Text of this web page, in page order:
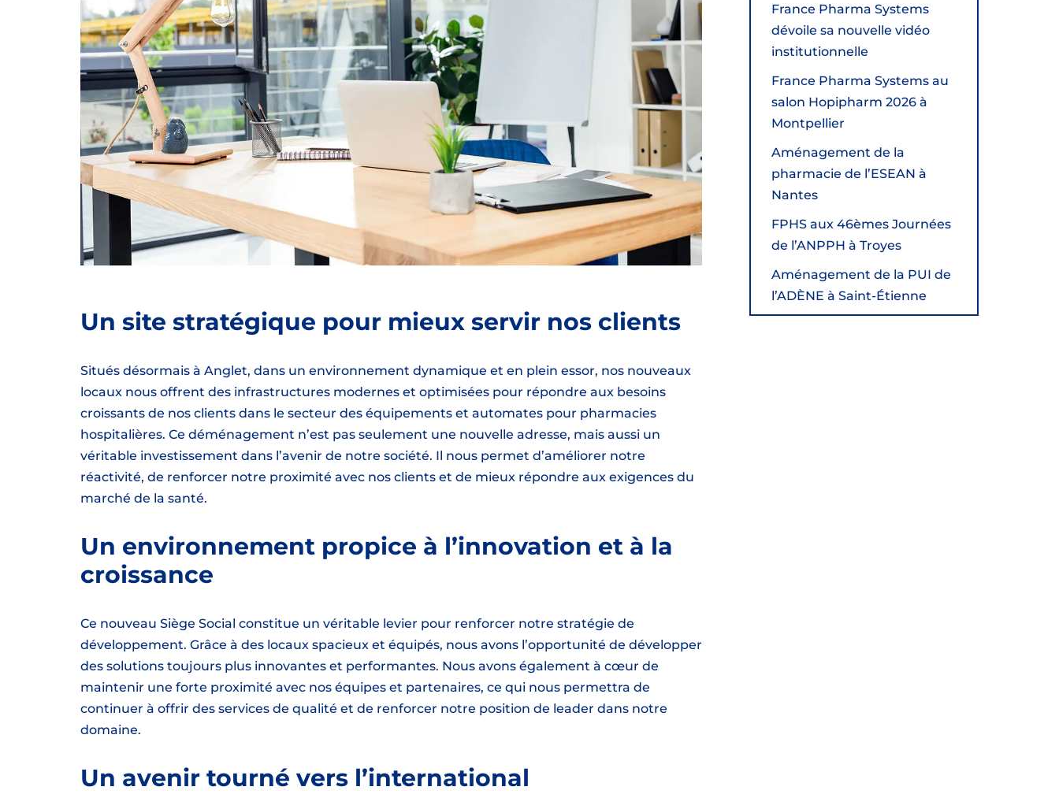
Un site stratégique pour mieux servir nos clients
Situés désormais à Anglet, dans un environnement dynamique et en plein essor, nos nouveaux
locaux nous offrent des infrastructures modernes et optimisées pour répondre aux besoins
croissants de nos clients dans le secteur des équipements et automates pour pharmacies
hospitalières. Ce déménagement n’est pas seulement une nouvelle adresse, mais aussi un
véritable investissement dans l’avenir de notre société. Il nous permet d’améliorer notre
réactivité, de renforcer notre proximité avec nos clients et de mieux répondre aux exigences du
marché de la santé.
Un environnement propice à l’innovation et à la
croissance
Ce nouveau Siège Social constitue un véritable levier pour renforcer notre stratégie de
développement. Grâce à des locaux spacieux et équipés, nous avons l’opportunité de développer
des solutions toujours plus innovantes et performantes. Nous avons également à cœur de
maintenir une forte proximité avec nos équipes et partenaires, ce qui nous permettra de
continuer à offrir des services de qualité et de renforcer notre position de leader dans notre
domaine.
Un avenir tourné vers l’international
France Pharma Systems
dévoile sa nouvelle vidéo
institutionnelle
France Pharma Systems au
salon Hopipharm 2026 à
Montpellier
Aménagement de la
pharmacie de l’ESEAN à
Nantes
FPHS aux 46èmes Journées
de l’ANPPH à Troyes
Aménagement de la PUI de
l’ADÈNE à Saint-Étienne